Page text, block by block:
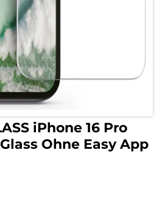
iPhone 16 Pro
Ohne Easy App